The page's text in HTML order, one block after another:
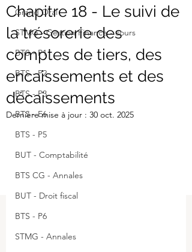
Grand Oral
STMG - Gestion Finance - cours
BTS - P1
BTS - P2
BTS - P3
BTS - E6
BTS - P5
BUT - Comptabilité
BTS CG - Annales
BUT - Droit fiscal
BTS - P6
STMG - Annales
Chapitre 18 - Le suivi de
la trésorerie des
comptes de tiers, des
encaissements et des
décaissements
Dernière mise à jour : 30 oct. 2025